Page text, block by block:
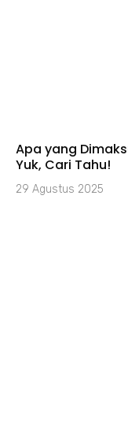
Apa yang
Yuk, Cari Tahu!
29 Agustus 2025